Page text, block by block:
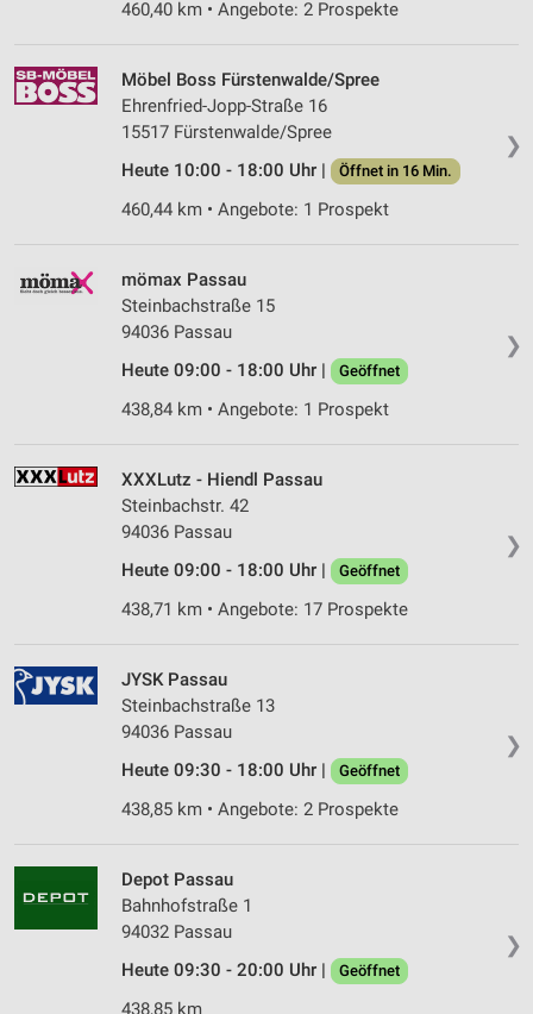
460,40 km • Angebote: 2 Prospekte
❯
Möbel Boss Fürstenwalde/Spree
Ehrenfried-Jopp-Straße 16
15517 Fürstenwalde/Spree
Heute 10:00 - 18:00 Uhr |
Öffnet in 16 Min.
460,44 km • Angebote: 1 Prospekt
❯
mömax Passau
Steinbachstraße 15
94036 Passau
Heute 09:00 - 18:00 Uhr |
Geöffnet
438,84 km • Angebote: 1 Prospekt
❯
XXXLutz - Hiendl Passau
Steinbachstr. 42
94036 Passau
Heute 09:00 - 18:00 Uhr |
Geöffnet
438,71 km • Angebote: 17 Prospekte
❯
JYSK Passau
Steinbachstraße 13
94036 Passau
Heute 09:30 - 18:00 Uhr |
Geöffnet
438,85 km • Angebote: 2 Prospekte
❯
Depot Passau
Bahnhofstraße 1
94032 Passau
Heute 09:30 - 20:00 Uhr |
Geöffnet
438,85 km